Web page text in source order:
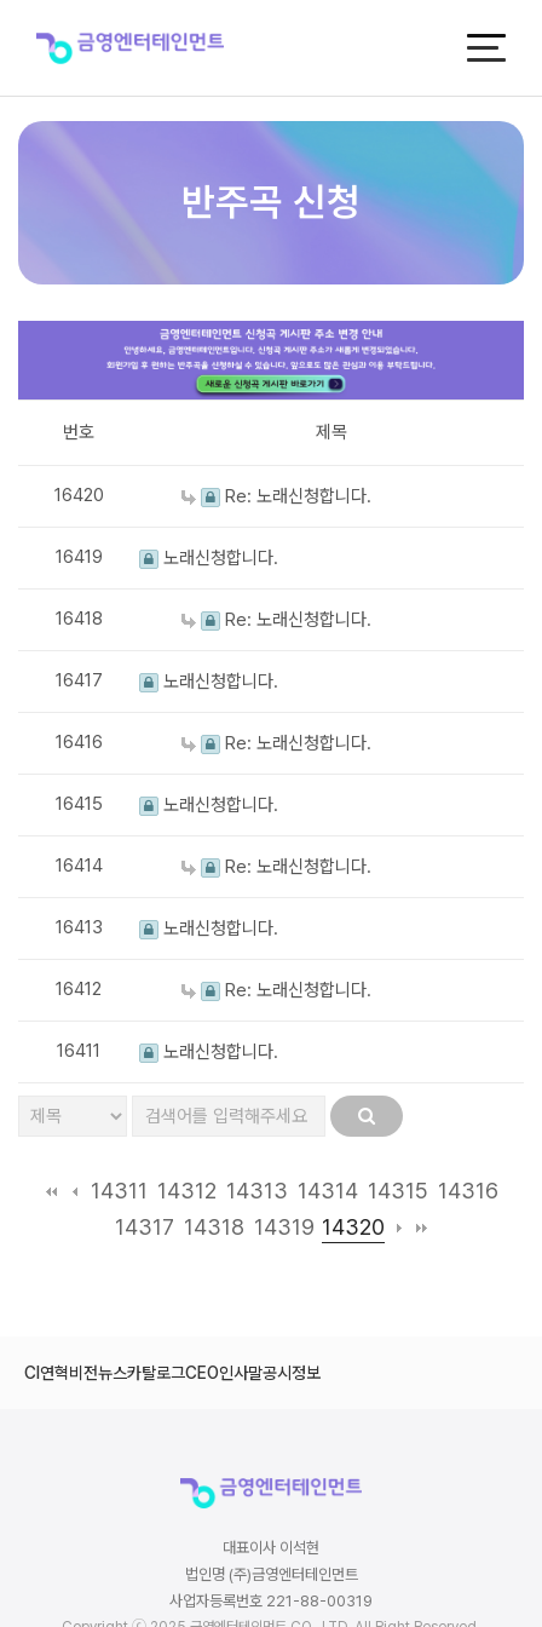
반주곡 신청
번호 제목
16420 Re: 노래신청합니다.
16419 노래신청합니다.
16418 Re: 노래신청합니다.
16417 노래신청합니다.
16416 Re: 노래신청합니다.
16415 노래신청합니다.
16414 Re: 노래신청합니다.
16413 노래신청합니다.
16412 Re: 노래신청합니다.
16411 노래신청합니다.
14311 14312 14313 14314 14315 14316
14317 14318 14319 14320
CI 연혁비전뉴스카탈로그CEO인사말공시정보
대표이사 이석현
법인명 (주)금영엔터테인먼트
사업자등록번호 221-88-00319